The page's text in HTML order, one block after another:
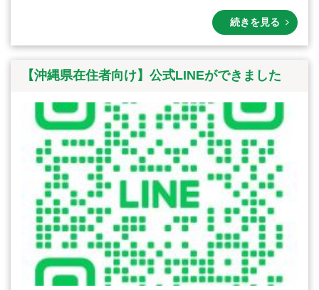
続きを見る
【沖縄県在住者向け】公式LINEができました